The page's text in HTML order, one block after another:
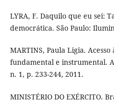
LYRA, F. Daquilo que eu sei:
democrática. São Paulo:
MARTINS, Paula Ligia.
fundamental e instrumental.
n. 1, p. 233-244, 2011.
MINISTÉRIO DO EXÉRCITO.